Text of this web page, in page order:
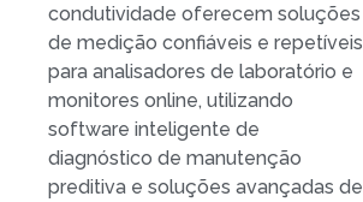
condutividade oferecem soluções
de medição confiáveis e repetíveis
para analisadores de laboratório e
monitores online, utilizando
software inteligente de
diagnóstico de manutenção
preditiva e soluções avançadas de